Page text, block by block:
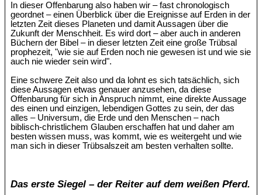
In dieser Offenbarung also haben wir – fast chronologisch
geordnet – einen Überblick über die Ereignisse auf Erden in der
letzten Zeit dieses Planeten und damit Aussagen über die
Zukunft der Menschheit. Es wird dort – aber auch in anderen
Büchern der Bibel – in dieser letzten Zeit eine große Trübsal
prophezeit, "wie sie auf Erden noch nie gewesen ist und wie sie
auch nie wieder sein wird".
Eine schwere Zeit also und da lohnt es sich tatsächlich, sich
diese Aussagen etwas genauer anzusehen, da diese
Offenbarung für sich in Anspruch nimmt, eine direkte Aussage
des einen und einzigen, lebendigen Gottes zu sein, der das
alles – Universum, die Erde und den Menschen – nach
biblisch-christlichem Glauben erschaffen hat und daher am
besten wissen muss, was kommt, wie es weitergeht und wie
man sich in dieser Trübsalszeit am besten verhalten sollte.
Das erste Siegel – der Reiter auf dem weißen Pferd.